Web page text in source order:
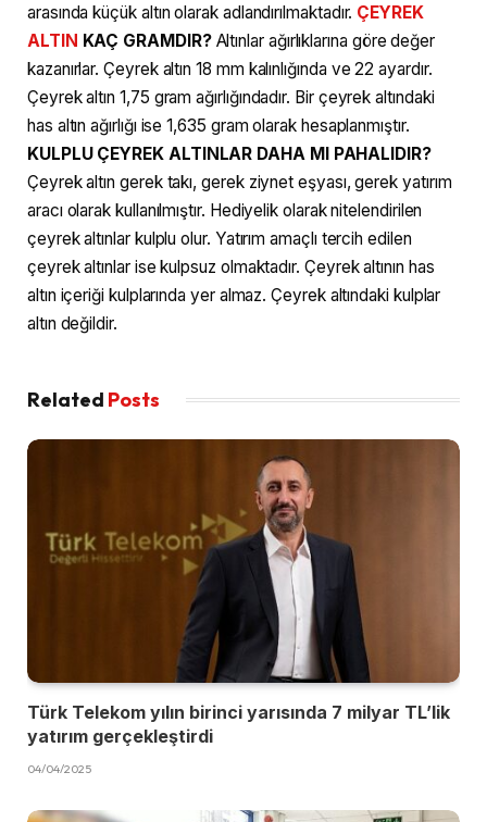
arasında küçük altın olarak adlandırılmaktadır. ÇEYREK
ALTIN KAÇ GRAMDIR?Altınlar ağırlıklarına göre değer
kazanırlar. Çeyrek altın 18 mm kalınlığında ve 22 ayardır.
Çeyrek altın 1,75 gram ağırlığındadır. Bir çeyrek altındaki
has altın ağırlığı ise 1,635 gram olarak hesaplanmıştır.
KULPLU ÇEYREK ALTINLAR DAHA MI PAHALIDIR?
Çeyrek altın gerek takı, gerek ziynet eşyası, gerek yatırım
aracı olarak kullanılmıştır. Hediyelik olarak nitelendirilen
çeyrek altınlar kulplu olur. Yatırım amaçlı tercih edilen
çeyrek altınlar ise kulpsuz olmaktadır. Çeyrek altının has
altın içeriği kulplarında yer almaz. Çeyrek altındaki kulplar
altın değildir.
Related Posts
Türk Telekom yılın birinci yarısında 7 milyar TL’lik
yatırım gerçekleştirdi
04/04/2025